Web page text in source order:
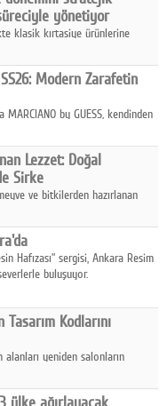
yönetiyor
klasik kırtasiye ürünlerine
dinamik bir biçimde
SS26: Modern Zarafetin
by GUESS, kendinden
Lezzet: Doğal
Sirke
ve bitkilerden hazırlanan
Hafızası” sergisi, Ankara Resim
buluşuyor.
Kodlarını
yeniden salonların
ülke ağırlayacak